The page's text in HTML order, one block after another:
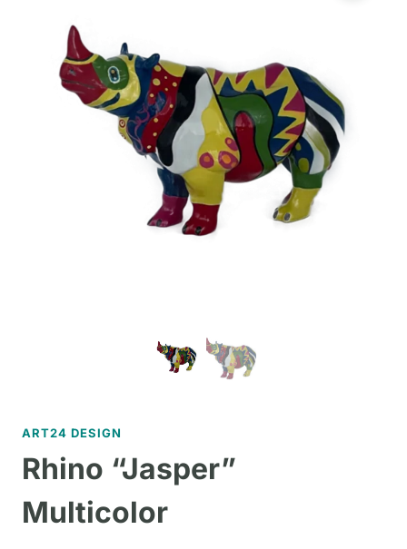
ART24 DESIGN
Rhino “Jasper”
Multicolor